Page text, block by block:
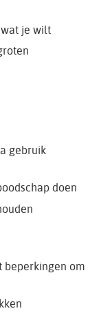
je wilt
gebruik
doen
beperkingen om